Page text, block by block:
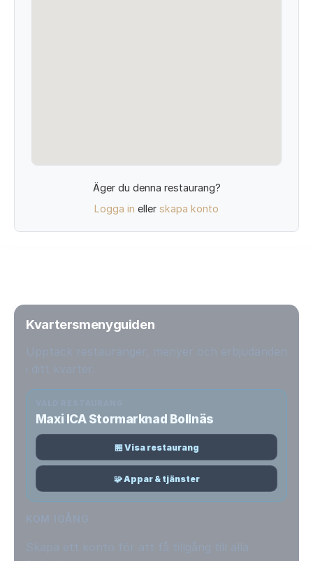
Äger du denna restaurang?
Logga in eller skapa konto
Kvartersmenyguiden
Maxi ICA Stormarknad Bollnäs
🏪 Visa restaurang
🧩 Appar & tjänster